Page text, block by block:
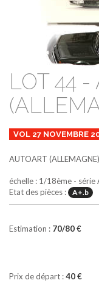
LOT 44 -
VOL 27 NOVEMBRE
AUTOART (ALLEMAGNE)
échelle : 1/18ème - série
Etat des pièces :
A+.b
Estimation : 70/80 €
Prix de départ :40 €